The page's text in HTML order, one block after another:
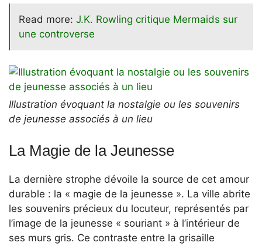
Read more: J.K. Rowling critique Mermaids sur
une controverse
Illustration évoquant la nostalgie ou les souvenirs
de jeunesse associés à un lieu
La Magie de la Jeunesse
La dernière strophe dévoile la source de cet amour
durable : la « magie de la jeunesse ». La ville abrite
les souvenirs précieux du locuteur, représentés par
l’image de la jeunesse « souriant » à l’intérieur de
ses murs gris. Ce contraste entre la grisaille